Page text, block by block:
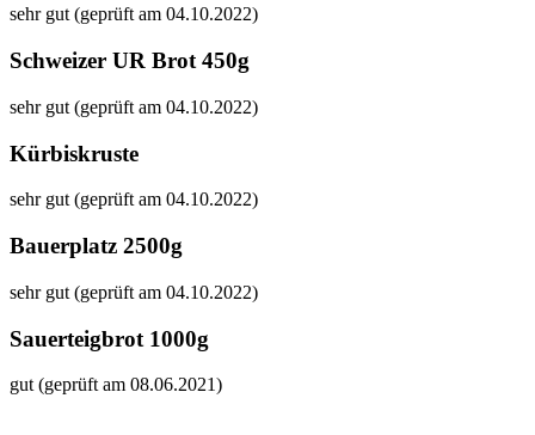
sehr gut (geprüft am 04.10.2022)
Schweizer UR Brot 450g
sehr gut (geprüft am 04.10.2022)
Kürbiskruste
sehr gut (geprüft am 04.10.2022)
Bauerplatz 2500g
sehr gut (geprüft am 04.10.2022)
Sauerteigbrot 1000g
gut (geprüft am 08.06.2021)